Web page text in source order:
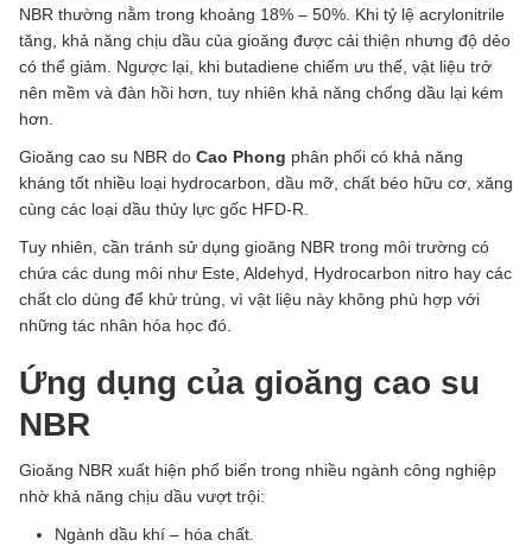
NBR thường nằm trong khoảng 18% – 50%. Khi tỷ lệ acrylonitrile
tăng, khả năng chịu dầu của gioăng được cải thiện nhưng độ dẻo
có thể giảm. Ngược lại, khi butadiene chiếm ưu thế, vật liệu trở
nên mềm và đàn hồi hơn, tuy nhiên khả năng chống dầu lại kém
hơn.
Gioăng cao su NBR do Cao Phong phân phối có khả năng
kháng tốt nhiều loại hydrocarbon, dầu mỡ, chất béo hữu cơ, xăng
cùng các loại dầu thủy lực gốc HFD-R.
Tuy nhiên, cần tránh sử dụng gioăng NBR trong môi trường có
chứa các dung môi như Este, Aldehyd, Hydrocarbon nitro hay các
chất clo dùng để khử trùng, vì vật liệu này không phù hợp với
những tác nhân hóa học đó.
Ứng dụng của gioăng cao su
NBR
Gioăng NBR xuất hiện phổ biến trong nhiều ngành công nghiệp
nhờ khả năng chịu dầu vượt trội:
Ngành dầu khí – hóa chất.